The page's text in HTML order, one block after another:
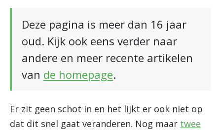
Deze pagina is meer dan 16 jaar
oud. Kijk ook eens verder naar
andere en meer recente artikelen
van de homepage.
Er zit geen schot in en het lijkt er ook niet op
dat dit snel gaat veranderen. Nog maar twee